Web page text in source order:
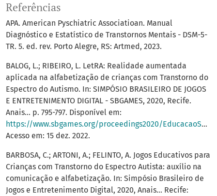
Referências
APA. American Pyschiatric Associatioan. Manual
Diagnóstico e Estatístico de Transtornos Mentais - DSM-5-
TR. 5. ed. rev. Porto Alegre, RS: Artmed, 2023.
BALOG, L.; RIBEIRO, L. LetRA: Realidade aumentada
aplicada na alfabetização de crianças com Transtorno do
Espectro do Autismo. In: SIMPÓSIO BRASILEIRO DE JOGOS
E ENTRETENIMENTO DIGITAL - SBGAMES, 2020, Recife.
Anais... p. 795-797. Disponível em:
https://www.sbgames.org/proceedings2020/EducacaoShort/209755.pdf
Acesso em: 15 dez. 2022.
BARBOSA, C.; ARTONI, A.; FELINTO, A. Jogos Educativos para
Crianças com Transtorno do Espectro Autista: auxílio na
comunicação e alfabetização. In: Simpósio Brasileiro de
Jogos e Entretenimento Digital, 2020, Anais... Recife: